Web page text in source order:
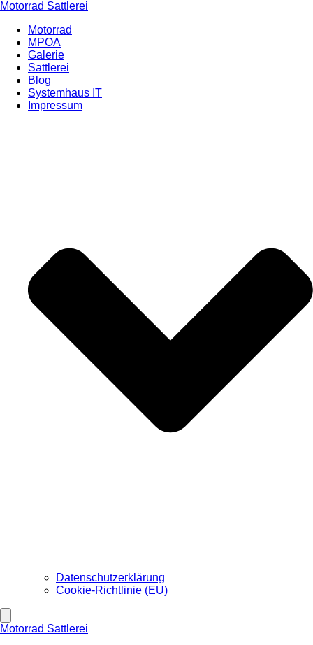
Motorrad Sattlerei
Motorrad
MPOA
Galerie
Sattlerei
Blog
Systemhaus IT
Impressum
Datenschutzerklärung
Cookie-Richtlinie (EU)
Motorrad Sattlerei